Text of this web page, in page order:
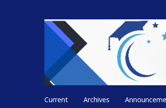
Current Archives